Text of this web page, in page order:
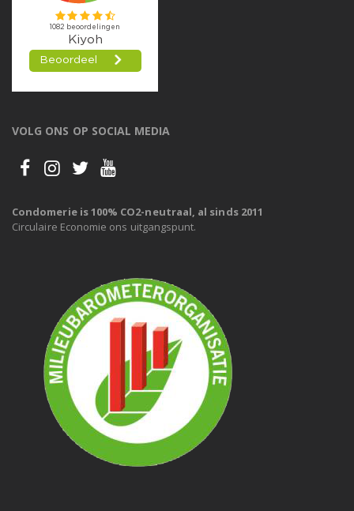
VOLG ONS OP SOCIAL MEDIA
Condomerie is 100% CO2-neutraal, al sinds 2011
Circulaire Economie ons uitgangspunt.